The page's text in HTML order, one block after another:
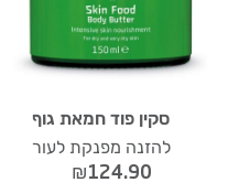
סקין פוד חמאת גוף
להזנה מפנקת לעור
₪124.90